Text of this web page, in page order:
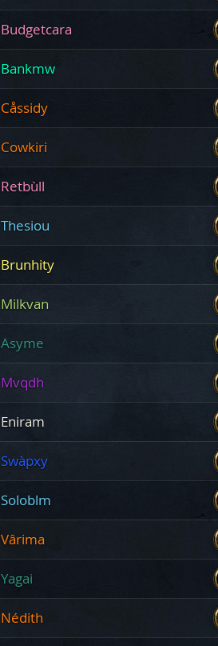
Budgetcara
Bankmw
Cåssidy
Cowkiri
Retbùll
Thesiou
Brunhity
Milkvan
Asyme
Mvqdh
Eniram
Swàpxy
Soloblm
Vârima
Yagai
Nédith